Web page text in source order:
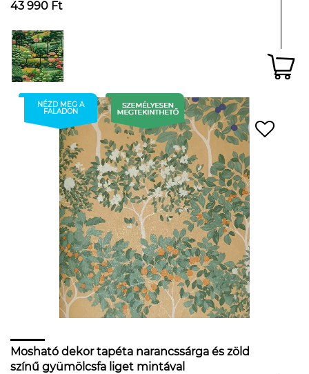
43 990 Ft
NÉZD MEG A
FALADON
Mosható dekor tapéta narancssárga és zöld
színű gyümölcsfa liget mintával